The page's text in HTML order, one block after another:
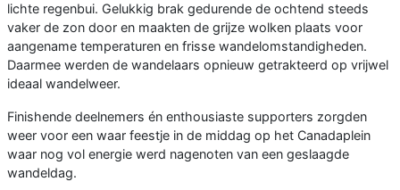
lichte regenbui. Gelukkig brak gedurende de ochtend steeds
vaker de zon door en maakten de grijze wolken plaats voor
aangename temperaturen en frisse wandelomstandigheden.
Daarmee werden de wandelaars opnieuw getrakteerd op vrijwel
ideaal wandelweer.
Finishende deelnemers én enthousiaste supporters zorgden
weer voor een waar feestje in de middag op het Canadaplein
waar nog vol energie werd nagenoten van een geslaagde
wandeldag.